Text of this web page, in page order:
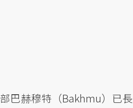
巴赫穆特（Bakhmu）已長